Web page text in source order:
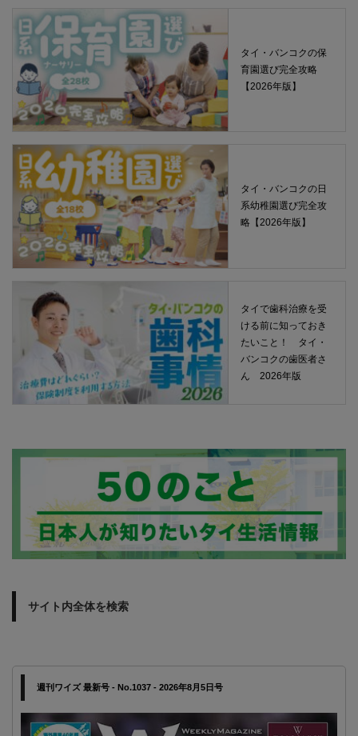
タイ・バンコクの保
育園選び完全攻略
【2026年版】
タイ・バンコクの日
系幼稚園選び完全攻
略【2026年版】
タイで歯科治療を受
ける前に知っておき
たいこと！ タイ・
バンコクの歯医者さ
ん 2026年版
サイト内全体を検索
週刊ワイズ 最新号 - No.1037 - 2026年8月5日号